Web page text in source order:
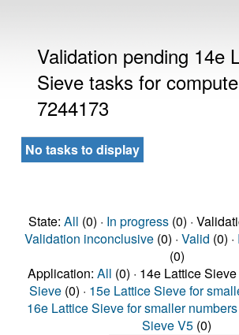
Validation pending 14e
Sieve tasks for
7244173
No tasks to display
State: All (0) · In progress(0) ·
Validation inconclusive(0) · Valid (0) ·
(0)
Application: All (0) · 14e Lattice Sieve
Sieve (0) · 15e Lattice Sieve for
16e Lattice Sieve for smaller numbers
Sieve V5 (0)